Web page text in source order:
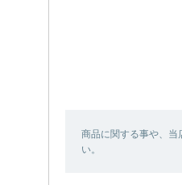
商品に関する事や、当
い。